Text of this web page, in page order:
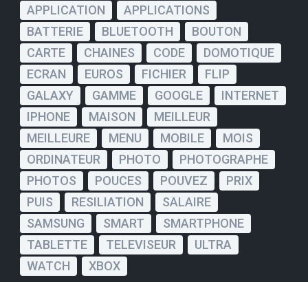
APPLICATION
APPLICATIONS
BATTERIE
BLUETOOTH
BOUTON
CARTE
CHAINES CODE
DOMOTIQUE
ECRAN
EUROS FICHIER
FLIP
GALAXY
GAMME GOOGLE
INTERNET
IPHONE
MAISON
MEILLEUR
MEILLEURE
MENU MOBILE
MOIS
ORDINATEUR
PHOTO
PHOTOGRAPHE
PHOTOS
POUCES POUVEZ
PRIX
PUIS
RESILIATION
SALAIRE
SAMSUNG
SMART
SMARTPHONE
TABLETTE
TELEVISEUR
ULTRA
WATCH
XBOX